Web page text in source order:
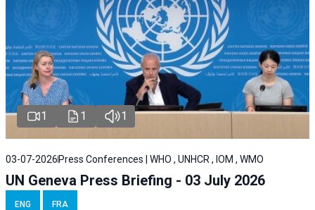
1 1 1
03-07-2026Press Conferences | WHO , UNHCR , IOM , WMO
UN Geneva Press Briefing - 03 July 2026
ENG FRA